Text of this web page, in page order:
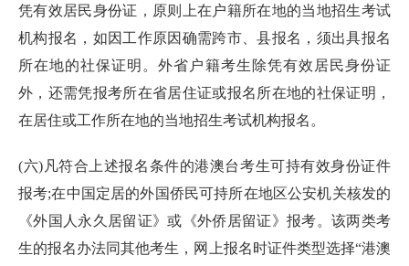
凭有效居民身份证，原则上在户籍所在地的当地招生考试
机构报名，如因工作原因确需跨市、县报名，须出具报名
所在地的社保证明。外省户籍考生除凭有效居民身份证
外，还需凭报考所在省居住证或报名所在地的社保证明，
在居住或工作所在地的当地招生考试机构报名。
(六)凡符合上述报名条件的港澳台考生可持有效身份证件
报考;在中国定居的外国侨民可持所在地区公安机关核发的
《外国人永久居留证》或《外侨居留证》报考。该两类考
生的报名办法同其他考生，网上报名时证件类型选择“港澳